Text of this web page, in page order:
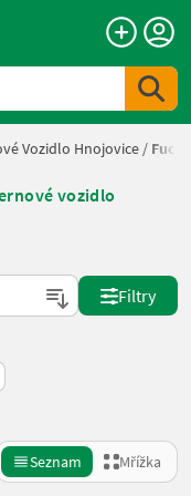
Vozidlo Hnojovice / Fuchs
vozidlo
Filtry
Seznam Mřížka